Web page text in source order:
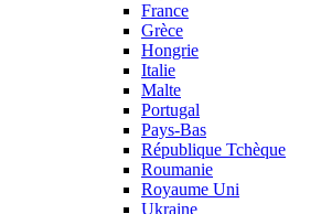
France
Grèce
Hongrie
Italie
Malte
Portugal
Pays-Bas
République Tchèque
Roumanie
Royaume Uni
Ukraine